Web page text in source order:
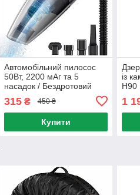
Автомобільний пилосос
50Вт, 2200 мАг та 5
насадок / Бездротовий
Портативний пилосос
315₴ 450 ₴
Купити
із
H90
1